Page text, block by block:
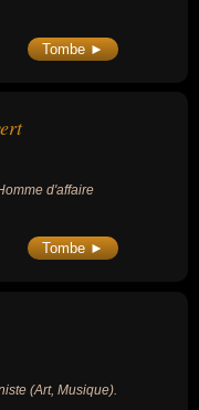
Tombe ►
d'affaire
Tombe ►
(Art, Musique).